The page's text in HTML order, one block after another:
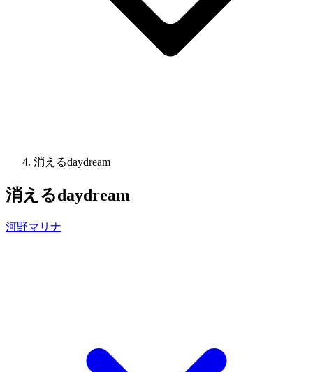
消えるdaydream
消えるdaydream
河野マリナ